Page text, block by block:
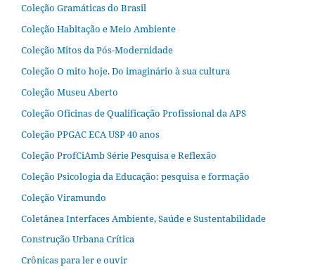
Coleção Gramáticas do Brasil
Coleção Habitação e Meio Ambiente
Coleção Mitos da Pós-Modernidade
Coleção O mito hoje. Do imaginário à sua cultura
Coleção Museu Aberto
Coleção Oficinas de Qualificação Profissional da APS
Coleção PPGAC ECA USP 40 anos
Coleção ProfCiAmb Série Pesquisa e Reflexão
Coleção Psicologia da Educação: pesquisa e formação
Coleção Viramundo
Coletânea Interfaces Ambiente, Saúde e Sustentabilidade
Construção Urbana Crítica
Crônicas para ler e ouvir